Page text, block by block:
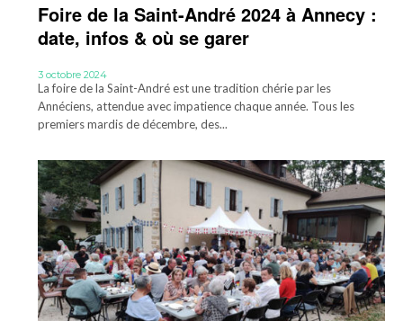
Foire de la Saint-André 2024 à Annecy :
date, infos & où se garer
3 octobre 2024
La foire de la Saint-André est une tradition chérie par les
Annéciens, attendue avec impatience chaque année. Tous les
premiers mardis de décembre, des...